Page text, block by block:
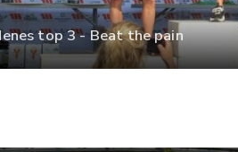
top 3 - Beat the pain